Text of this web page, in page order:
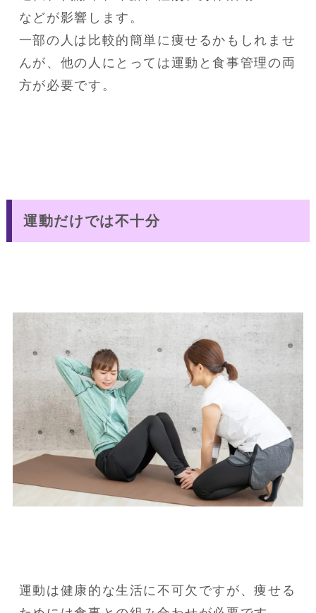
などが影響します。
一部の人は比較的簡単に痩せるかもしれませ
んが、他の人にとっては運動と食事管理の両
方が必要です。
運動だけでは不十分
運動は健康的な生活に不可欠ですが、痩せる